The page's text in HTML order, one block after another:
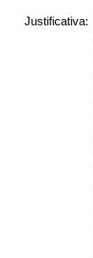
Justificativa: